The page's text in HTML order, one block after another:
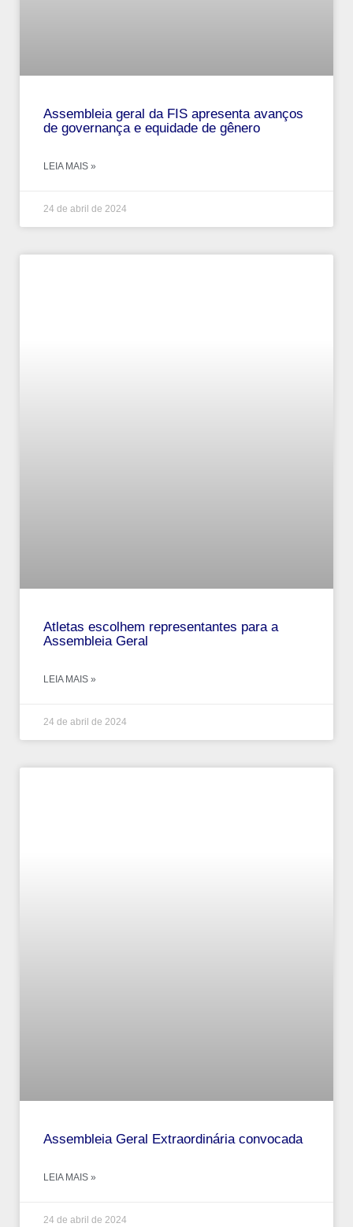
Assembleia geral da FIS apresenta avanços
de governança e equidade de gênero
LEIA MAIS »
24 de abril de 2024
Atletas escolhem representantes para a
Assembleia Geral
LEIA MAIS »
24 de abril de 2024
Assembleia Geral Extraordinária convocada
LEIA MAIS »
24 de abril de 2024